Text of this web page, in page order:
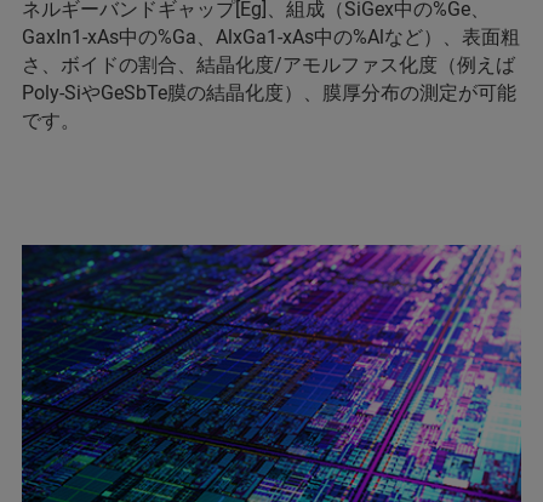
ネルギーバンドギャップ[Eg]、組成（SiGex中の%Ge、
GaxIn1-xAs中の%Ga、AlxGa1-xAs中の%Alなど）、表面粗
さ、ボイドの割合、結晶化度/アモルファス化度（例えば
Poly-SiやGeSbTe膜の結晶化度）、膜厚分布の測定が可能
です。